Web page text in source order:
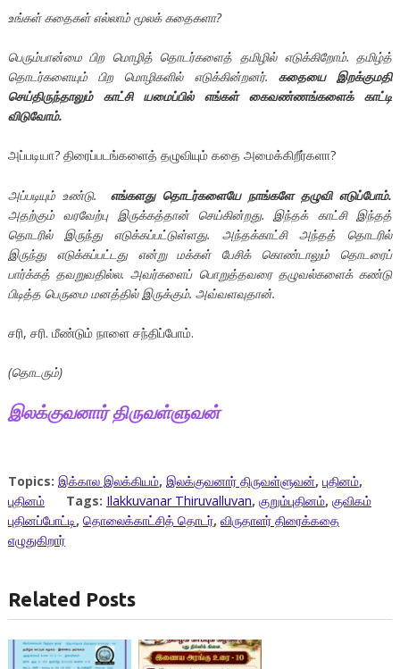
உங்கள் கதைகள் எல்லாம் மூலக் கதைகளா?
பெரும்பான்மை பிற மொழித் தொடர்களைத் தமிழில் எடுக்கிறோம். தமிழ்த்
தொடர்களையும் பிற மொழிகளில் எடுக்கின்றனர். கதையை இறக்குமதி
செய்திருந்தாலும் காட்சி யமைப்பில் எங்கள் கைவண்ணங்களைக் காட்டி
விடுவோம்.
அப்படியா? திரைப்படங்களைத் தழுவியும் கதை அமைக்கிறீர்களா?
அப்படியும் உண்டு. எங்களது தொடர்களையே நாங்களே தழுவி எடுப்போம்.
அதற்கும் வரவேற்பு இருக்கத்தான் செய்கின்றது. இந்தக் காட்சி இந்தத்
தொடரில் இருந்து எடுக்கப்பட்டுள்ளது. அந்தக்காட்சி அந்தத் தொடரில்
இருந்து எடுக்கப்பட்டது என்று மக்கள் பேசிக் கொண்டாலும் தொடரைப்
பார்க்கத் தவறுவதில்ல. அவர்களைப் பொறுத்தவரை தழுவல்களைக் கண்டு
பிடித்த பெருமை மனத்தில் இருக்கும். அவ்வளவுதான்.
சரி, சரி. மீண்டும் நாளை சந்திப்போம்.
(தொடரும்)
இலக்குவனார் திருவள்ளுவன்
Topics: இக்கால இலக்கியம், இலக்குவனார் திருவள்ளுவன், புதினம்,
புதினம்
Tags: Ilakkuvanar Thiruvalluvan, குறும்புதினம், குவிகம்
புதினப்போட்டி, தொலைக்காட்சித் தொடர், விருதாளர் திரைக்கதை
எழுதுகிறார்
Related Posts